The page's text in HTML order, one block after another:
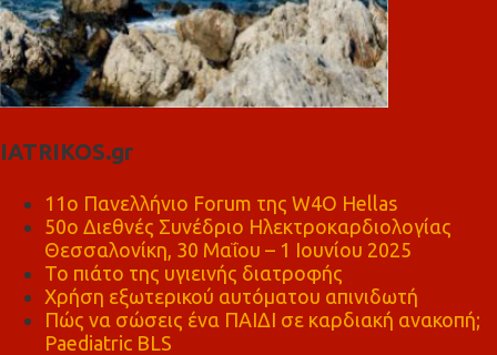
IATRIKOS.gr
11ο Πανελλήνιο Forum της W4O Hellas
50ο Διεθνές Συνέδριο Ηλεκτροκαρδιολογίας
Θεσσαλονίκη, 30 Μαΐου – 1 Ιουνίου 2025
Το πιάτο της υγιεινής διατροφής
Χρήση εξωτερικού αυτόματου απινιδωτή
Πώς να σώσεις ένα ΠΑΙΔΙ σε καρδιακή ανακοπή;
Paediatric BLS